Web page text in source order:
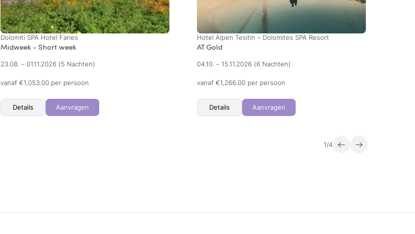
Dolomiti SPA Hotel Fanes
Midweek - Short week
23.08. – 01.11.2026 (5 Nachten)
vanaf €1,053.00 per persoon
Details Aanvragen
Hotel Alpen Tesitin – Dolomites SPA Resort
AT Gold
04.10. – 15.11.2026 (6 Nachten)
vanaf €1,266.00 per persoon
Details Aanvragen
1 /4